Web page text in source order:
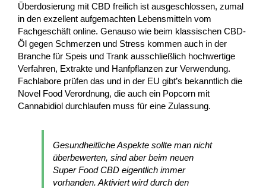
Überdosierung mit CBD freilich ist ausgeschlossen, zumal
in den exzellent aufgemachten Lebensmitteln vom
Fachgeschäft online. Genauso wie beim klassischen CBD-
Öl gegen Schmerzen und Stress kommen auch in der
Branche für Speis und Trank ausschließlich hochwertige
Verfahren, Extrakte und Hanfpflanzen zur Verwendung.
Fachlabore prüfen das und in der EU gibt’s bekanntlich die
Novel Food Verordnung, die auch ein Popcorn mit
Cannabidiol durchlaufen muss für eine Zulassung.
Gesundheitliche Aspekte sollte man nicht
überbewerten, sind aber beim neuen
Super Food CBD eigentlich immer
vorhanden. Aktiviert wird durch den